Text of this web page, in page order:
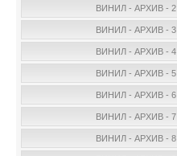
ВИНИЛ - АРХИВ - 2
ВИНИЛ - АРХИВ - 3
ВИНИЛ - АРХИВ - 4
ВИНИЛ - АРХИВ - 5
ВИНИЛ - АРХИВ - 6
ВИНИЛ - АРХИВ - 7
ВИНИЛ - АРХИВ - 8